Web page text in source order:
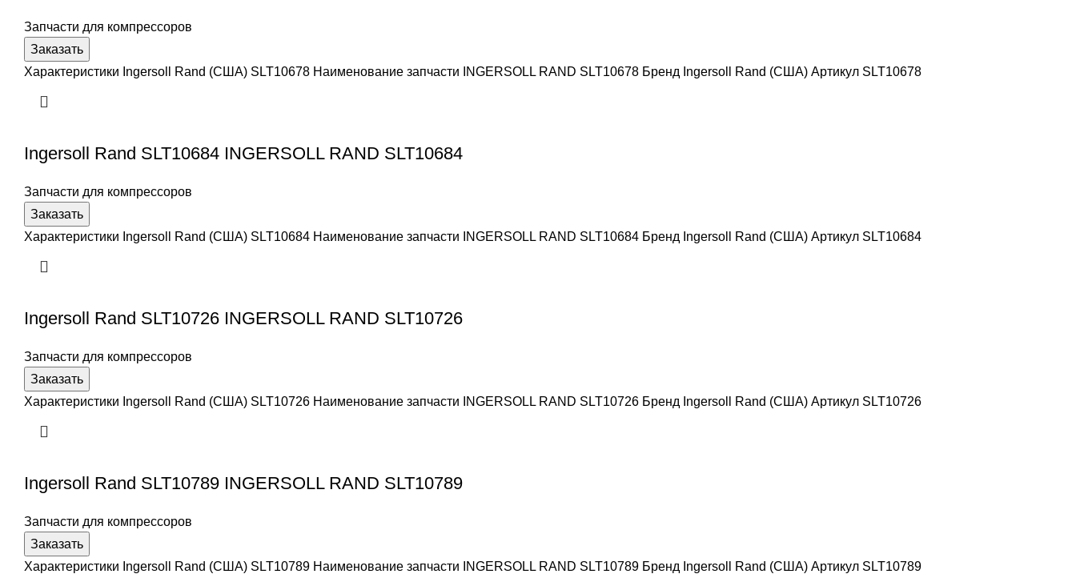
Запчасти для компрессоров
Заказать
Характеристики Ingersoll Rand (США) SLT10678 Наименование запчасти INGERSOLL RAND SLT10678 Бренд Ingersoll Rand (США) Артикул SLT10678
Ingersoll Rand SLT10684 INGERSOLL RAND SLT10684
Запчасти для компрессоров
Заказать
Характеристики Ingersoll Rand (США) SLT10684 Наименование запчасти INGERSOLL RAND SLT10684 Бренд Ingersoll Rand (США) Артикул SLT10684
Ingersoll Rand SLT10726 INGERSOLL RAND SLT10726
Запчасти для компрессоров
Заказать
Характеристики Ingersoll Rand (США) SLT10726 Наименование запчасти INGERSOLL RAND SLT10726 Бренд Ingersoll Rand (США) Артикул SLT10726
Ingersoll Rand SLT10789 INGERSOLL RAND SLT10789
Запчасти для компрессоров
Заказать
Характеристики Ingersoll Rand (США) SLT10789 Наименование запчасти INGERSOLL RAND SLT10789 Бренд Ingersoll Rand (США) Артикул SLT10789